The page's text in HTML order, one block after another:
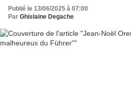
Publié le 13/06/2025 à 07:00
Par Ghislaine Degache